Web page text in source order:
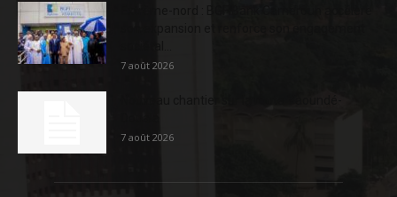
7 août 2026
7 août 2026